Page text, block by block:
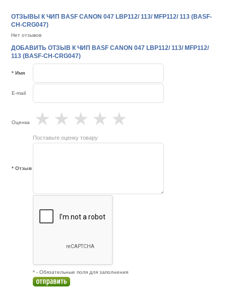
ОТЗЫВЫ К ЧИП BASF CANON 047 LBP112/ 113/ MFP112/ 113 (BASF-
CH-CRG047)
Нет отзывов
ДОБАВИТЬ ОТЗЫВ К ЧИП BASF CANON 047 LBP112/ 113/ MFP112/
113 (BASF-CH-CRG047)
* Имя
E-mail
Оценка ★
★
★
★
★
Поставьте оценку товару
* Отзыв
* - Обязательные поля для заполнения